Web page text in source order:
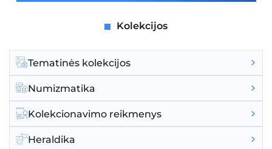
Kolekcijos
Tematinės kolekcijos
Numizmatika
Kolekcionavimo reikmenys
Heraldika